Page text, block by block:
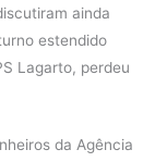
ainda
estendido
Lagarto, perdeu
da Agência